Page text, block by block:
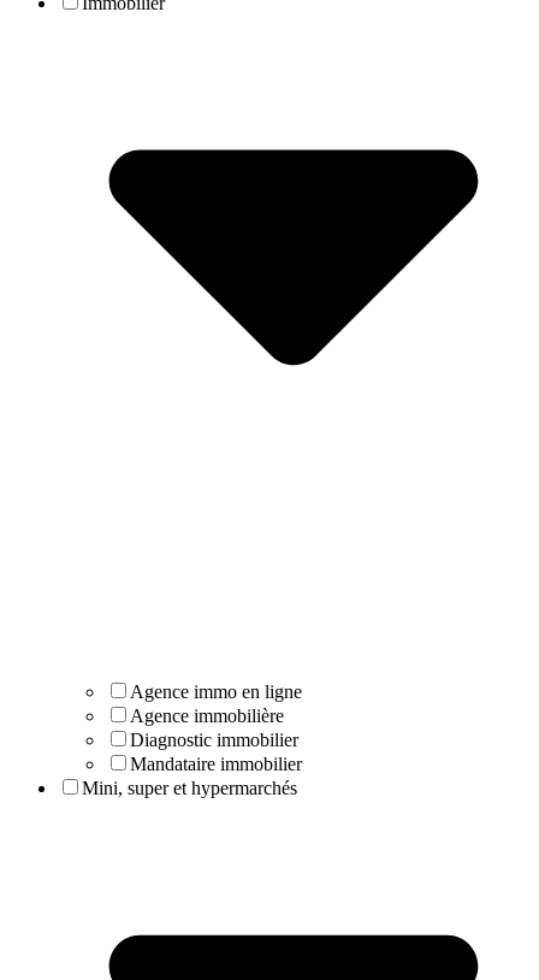
Agence immo en ligne
Agence immobilière
Diagnostic immobilier
Mandataire immobilier
Mini, super et hypermarchés